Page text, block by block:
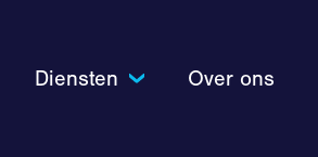
Diensten Over ons